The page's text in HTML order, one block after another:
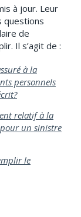
à jour. Leur
questions
de
Il s’agit de :
à la
personnels
relatif à la
un sinistre
le